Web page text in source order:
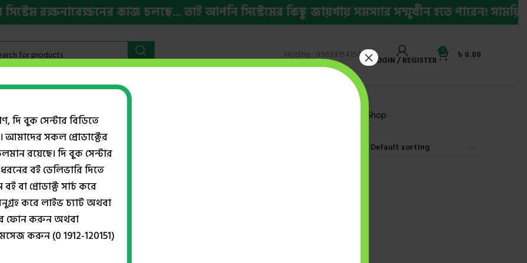
কাজ চলছে... তাই আপনি সিস্টেমের কিছু জায়গায় সমস্যার সম্মুখীন হতে পারেন! সাময়িক
Hotline : 09639154154 LOGIN / REGISTER
0 ৳ 0.00
বইমেলা ২০২৬ HSC ও ভর্তি প্রস্তুতি Shop
ইলম চয়নিকা
বই,উমেদ প্রকাশ,মাওলানা মাহফুয
আহমদ
৳400.00৳235.00
দি বুক সেন্টার বিডিতে
আমাদের সকল প্রোডাক্টের
রয়েছে। দি বুক সেন্টার
বই ডেলিভারি দিতে
বা প্রোডাক্ট সার্চ করে
করে লাইভ চ্যাট অথবা
ফোন করুন অথবা
করুন (0 1912-120151)
×